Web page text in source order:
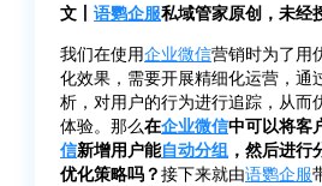
文丨 语鹦企服私域管家原创，未经
我们在使用企业微信营销时为了用
化效果，需要开展精细化运营，通
析，对用户的行为进行追踪，从而
体验。那么在企业微信中可以将客
信新增用户能自动分组 ，然后进
优化策略吗？接下来就由语鹦企服